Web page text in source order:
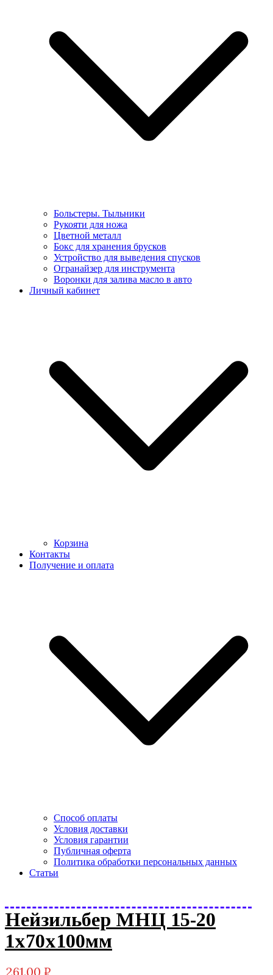
Больстеры. Тыльники
Рукояти для ножа
Цветной металл
Бокс для хранения брусков
Устройство для выведения спусков
Огранайзер для инструмента
Воронки для залива масло в авто
Личный кабинет
Корзина
Контакты
Получение и оплата
Способ оплаты
Условия доставки
Условия гарантии
Публичная оферта
Политика обработки персональных данных
Статьи
Нейзильбер МНЦ 15-20
1х70х100мм
261.00 ₽